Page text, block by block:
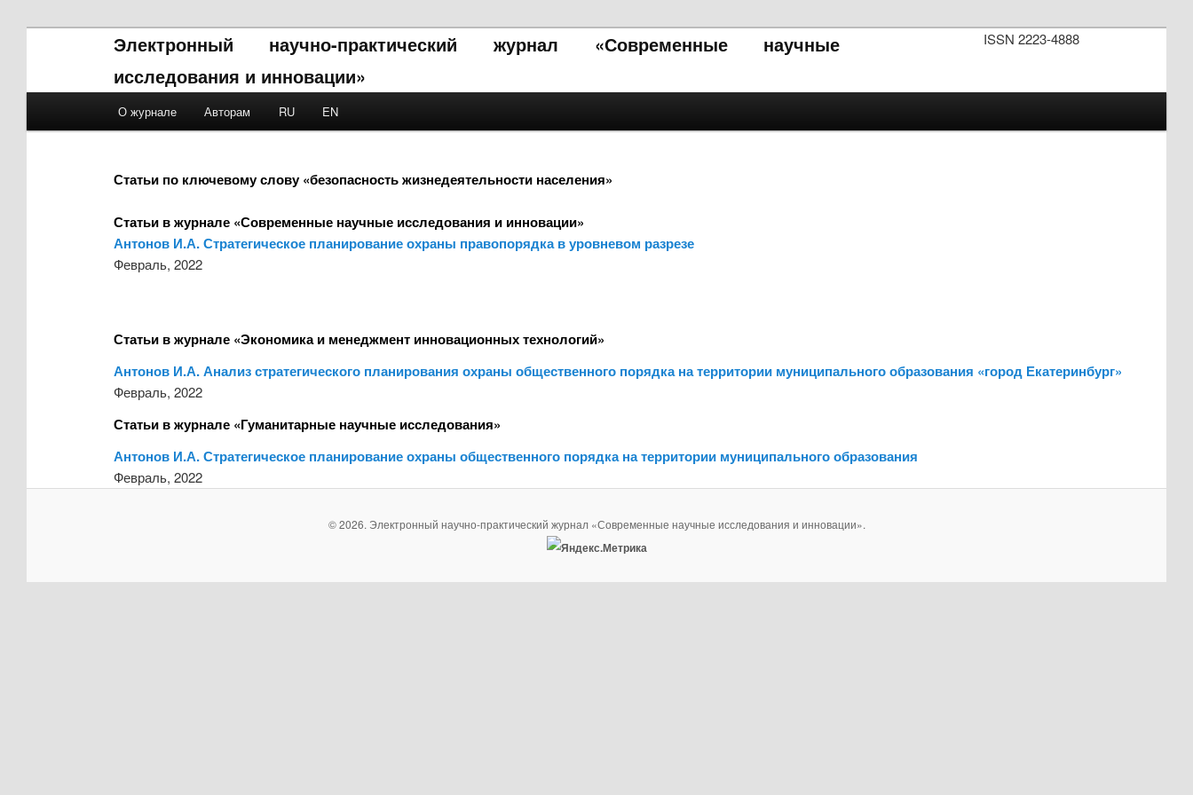
ISSN 2223-4888
Электронный научно-практический журнал «Современные научные
исследования и инновации»
Skip to primary content
Skip to secondary content
О журнале Авторам RU EN
Статьи по ключевому слову «безопасность жизнедеятельности населения»
Статьи в журнале «Современные научные исследования и инновации»
Антонов И.А. Стратегическое планирование охраны правопорядка в уровневом разрезе
Февраль, 2022
Статьи в журнале «Экономика и менеджмент инновационных технологий»
Антонов И.А. Анализ стратегического планирования охраны общественного порядка на территории муниципального образования «город Екатеринбург»
Февраль, 2022
Статьи в журнале «Гуманитарные научные исследования»
Антонов И.А. Стратегическое планирование охраны общественного порядка на территории муниципального образования
Февраль, 2022
© 2026. Электронный научно-практический журнал «Современные научные исследования и инновации».